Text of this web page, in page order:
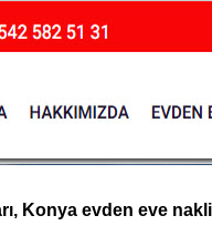
Konya evden eve